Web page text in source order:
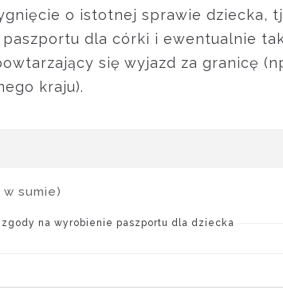
o istotnej sprawie dziecka,
dla córki i ewentualnie
się wyjazd za granicę
kraju).
sumie)
na wyrobienie paszportu dla dziecka